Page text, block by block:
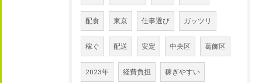
配食 東京 仕事選び ガッツリ
稼ぐ 配送 安定 中央区 葛飾区
2023年 経費負担 稼ぎやすい